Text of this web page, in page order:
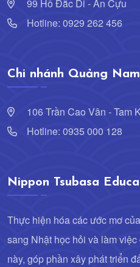
99 Hồ Đắc Di - An Cựu
Hotline: 0929 262 456
Chi nhánh Quảng Nam
106 Trần Cao Vân - Tam
Hotline: 0935 000 128
Nippon Tsubasa
Thực hiện hóa các ước mơ
sang Nhật học hỏi và làm
này, góp phần xây phát triển